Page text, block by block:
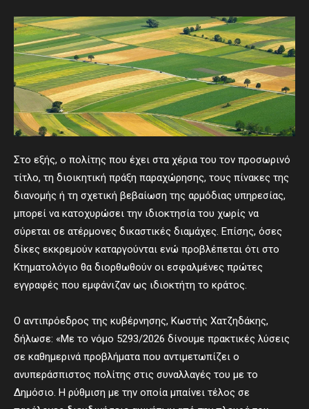
Στο εξής, ο πολίτης που έχει στα χέρια του τον προσωρινό
τίτλο, τη διοικητική πράξη παραχώρησης, τους πίνακες της
διανομής ή τη σχετική βεβαίωση της αρμόδιας υπηρεσίας,
μπορεί να κατοχυρώσει την ιδιοκτησία του χωρίς να
σύρεται σε ατέρμονες δικαστικές διαμάχες. Επίσης, όσες
δίκες εκκρεμούν καταργούνται ενώ προβλέπεται ότι στο
Κτηματολόγιο θα διορθωθούν οι εσφαλμένες πρώτες
εγγραφές που εμφάνιζαν ως ιδιοκτήτη το κράτος.
Ο αντιπρόεδρος της κυβέρνησης, Κωστής Χατζηδάκης,
δήλωσε: «Με το νόμο 5293/2026 δίνουμε πρακτικές λύσεις
σε καθημερινά προβλήματα που αντιμετωπίζει ο
ανυπεράσπιστος πολίτης στις συναλλαγές του με το
Δημόσιο. Η ρύθμιση με την οποία μπαίνει τέλος σε